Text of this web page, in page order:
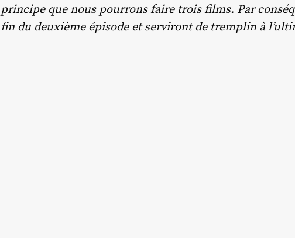
principe que nous pourrons faire trois films. Par
fin du deuxième épisode et serviront de tremplin à